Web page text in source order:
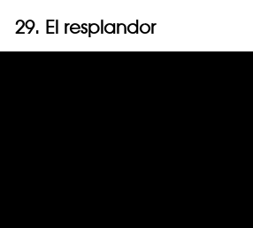
29. El resplandor